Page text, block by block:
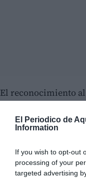
El Periodico de
Information
If you wish to opt-out
processing of your
targeted advertising
El reconocimiento
Social de Cajamar,
explicado que la
reflexión en el aula
residuos